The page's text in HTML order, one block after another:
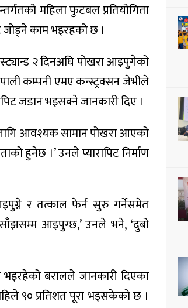
महिला फुटबल प्रतियोगिता
जोड्ने काम भइरहको छ ।
२ दिनअघि पोखरा आइपुगेको
कम्पनी एमए कन्स्ट्रक्सन जेभीले
जडान भइसक्ने जानकारी दिए ।
आवश्यक सामान पोखरा आएको
हुनेछ ।’ उनले प्यारापिट निर्माण
र तत्काल फेर्न सुरु गर्नेसमेत
आइपुग्छ,’ उनले भने, ‘दुबो
भइरहेको बरालले जानकारी दिएका
९० प्रतिशत पूरा भइसकेको छ ।